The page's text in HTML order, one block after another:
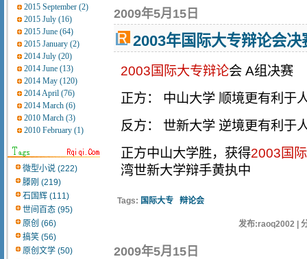
2015 September (2)
2015 July (16)
2015 June (64)
2015 January (2)
2014 July (20)
2014 June (13)
2014 May (120)
2014 April (76)
2014 March (6)
2010 March (3)
2010 February (1)
微型小说 (222)
滕刚 (219)
石国辉 (111)
世间百态 (95)
原创 (66)
搞笑 (56)
原创文学 (50)
2009年5月15日
2003年国际大专辩论会决
2003国际大专辩论会 A组决赛
正方： 中山大学 顺境更有利于
反方： 世新大学 逆境更有利于
正方中山大学胜，获得2003国
湾世新大学辩手黄执中
Tags: 国际大专 辩论会
发布:raoq2002 |
2009年5月15日